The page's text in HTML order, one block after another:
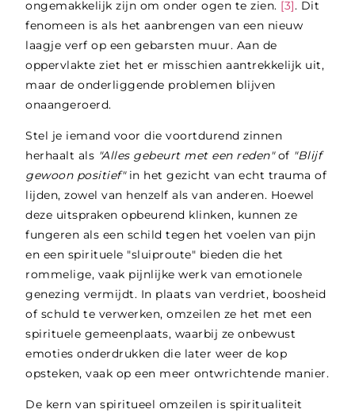
ongemakkelijk zijn om onder ogen te zien. [3]. Dit
fenomeen is als het aanbrengen van een nieuw
laagje verf op een gebarsten muur. Aan de
oppervlakte ziet het er misschien aantrekkelijk uit,
maar de onderliggende problemen blijven
onaangeroerd.
Stel je iemand voor die voortdurend zinnen
herhaalt als "Alles gebeurt met een reden"of "Blijf
gewoon positief"in het gezicht van echt trauma of
lijden, zowel van henzelf als van anderen. Hoewel
deze uitspraken opbeurend klinken, kunnen ze
fungeren als een schild tegen het voelen van pijn
en een spirituele "sluiproute" bieden die het
rommelige, vaak pijnlijke werk van emotionele
genezing vermijdt. In plaats van verdriet, boosheid
of schuld te verwerken, omzeilen ze het met een
spirituele gemeenplaats, waarbij ze onbewust
emoties onderdrukken die later weer de kop
opsteken, vaak op een meer ontwrichtende manier.
De kern van spiritueel omzeilen is spiritualiteit